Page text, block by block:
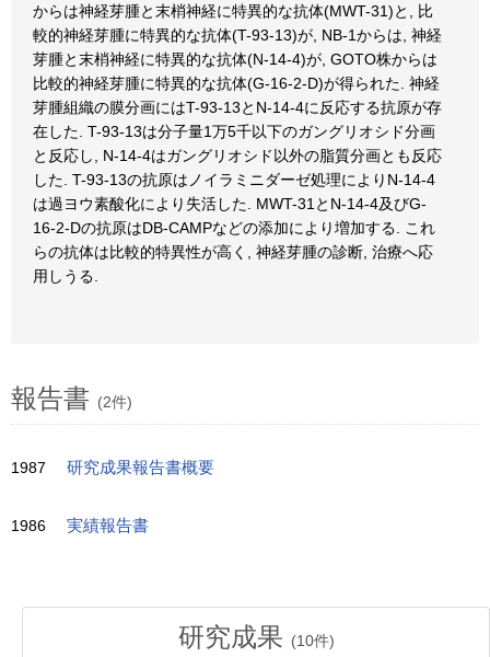
からは神経芽腫と末梢神経に特異的な抗体(MWT-31)と, 比
較的神経芽腫に特異的な抗体(T-93-13)が, NB-1からは, 神経
芽腫と末梢神経に特異的な抗体(N-14-4)が, GOTO株からは
比較的神経芽腫に特異的な抗体(G-16-2-D)が得られた. 神経
芽腫組織の膜分画にはT-93-13とN-14-4に反応する抗原が存
在した. T-93-13は分子量1万5千以下のガングリオシド分画
と反応し, N-14-4はガングリオシド以外の脂質分画とも反応
した. T-93-13の抗原はノイラミニダーゼ処理によりN-14-4
は過ヨウ素酸化により失活した. MWT-31とN-14-4及びG-
16-2-Dの抗原はDB-CAMPなどの添加により増加する. これ
らの抗体は比較的特異性が高く, 神経芽腫の診断, 治療へ応
用しうる.
報告書 (2件)
1987 研究成果報告書概要
1986 実績報告書
研究成果 (10件)